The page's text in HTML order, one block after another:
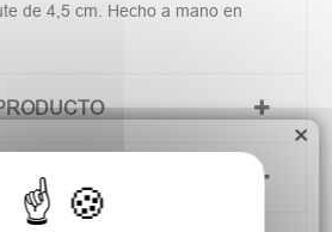
de 4,5 cm. Hecho a mano en
×